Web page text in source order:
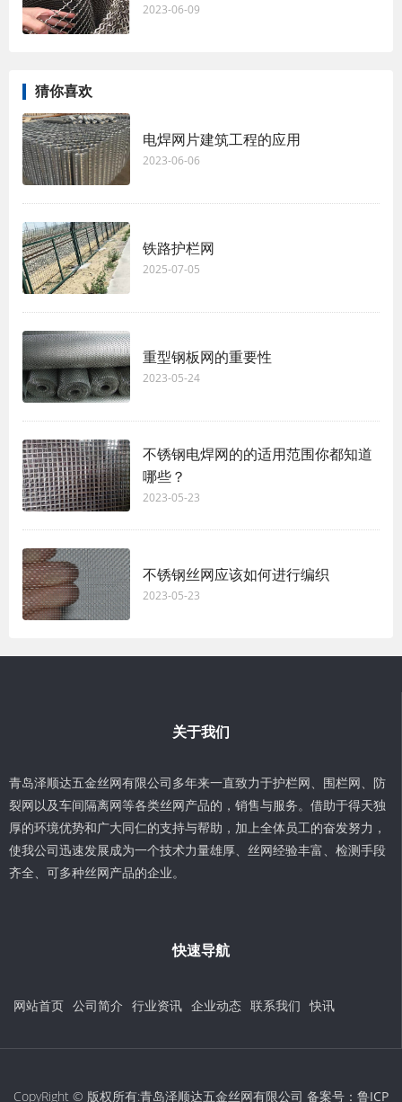
2023-06-09
猜你喜欢
电焊网片建筑工程的应用
2023-06-06
铁路护栏网
2025-07-05
重型钢板网的重要性
2023-05-24
不锈钢电焊网的的适用范围你都知道
哪些？
2023-05-23
不锈钢丝网应该如何进行编织
2023-05-23
关于我们
青岛泽顺达五金丝网有限公司多年来一直致力于护栏网、围栏网、防
裂网以及车间隔离网等各类丝网产品的，销售与服务。借助于得天独
厚的环境优势和广大同仁的支持与帮助，加上全体员工的奋发努力，
使我公司迅速发展成为一个技术力量雄厚、丝网经验丰富、检测手段
齐全、可多种丝网产品的企业。
快速导航
网站首页 公司简介 行业资讯 企业动态 联系我们 快讯
CopyRight © 版权所有:青岛泽顺达五金丝网有限公司 备案号： 鲁ICP